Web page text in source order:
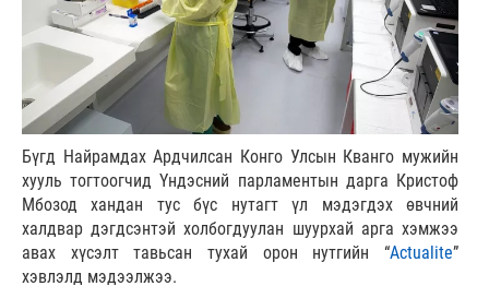
Бүгд Найрамдах Ардчилсан Конго Улсын Кванго мужийн
хууль тогтоогчид Үндэсний парламентын дарга Кристоф
Мбозод хандан тус бүс нутагт үл мэдэгдэх өвчний
халдвар дэгдсэнтэй холбогдуулан шуурхай арга хэмжээ
авах хүсэлт тавьсан тухай орон нутгийн “Actualite”
хэвлэлд мэдээлжээ.